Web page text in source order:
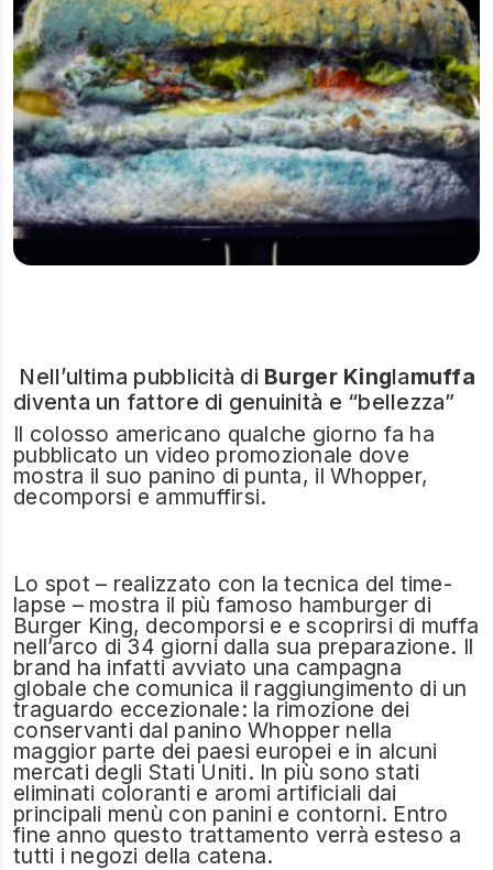
Nell’ultima pubblicità di Burger Kinglamuffa
diventa un fattore di genuinità e “bellezza”
Il colosso americano qualche giorno fa ha
pubblicato un video promozionale dove
mostra il suo panino di punta, il Whopper,
decomporsi e ammuffirsi.
Lo spot – realizzato con la tecnica del time-
lapse – mostra il più famoso hamburger di
Burger King, decomporsi e e scoprirsi di muffa
nell’arco di 34 giorni dalla sua preparazione. Il
brand ha infatti avviato una campagna
globale che comunica il raggiungimento di un
traguardo eccezionale: la rimozione dei
conservanti dal panino Whopper nella
maggior parte dei paesi europei e in alcuni
mercati degli Stati Uniti. In più sono stati
eliminati coloranti e aromi artificiali dai
principali menù con panini e contorni. Entro
fine anno questo trattamento verrà esteso a
tutti i negozi della catena.